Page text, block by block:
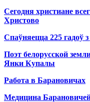
Сегодня христиане
Христово
Спаўняецца 225 гадоў
Поэт белорусской
Янки Купалы
Работа в Барановичах
Медицина